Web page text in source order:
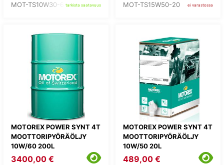
MOT-TS10W30-60tarkista saatavuus MOT-TS15W50-20 ei varastossa
MOTOREX POWER SYNT 4T
MOOTTORIPYÖRÄÖLJY
10W/60 200L
3400,00 €
MOTOREX POWER SYNT 4T
MOOTTORIPYÖRÄÖLJY
10W/50 20L
489,00 €